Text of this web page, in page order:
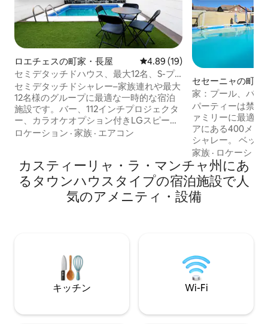
ロエチェスの町家・長屋 レビュー19件、5つ星中4.89つ
4.89 (19)
セミデタッチドハウス、最大12名、S-プ
ール、バーベキュー
セミデタッチドシャレー–家族連れや最大
12名様のグループに最適な一時的な宿泊
施設です。バー、112インチプロジェクタ
ー、カラオケオプション付きLGスピーカ
ー、プール、バーベキュー、駐車スペー
ン： パルケ・ヨーロッパ（トレホン・
デ・アルドス）から10 km レンフェ・ト
レホン・デ・アルドスから12 km アルガ
ンダ・デル・レイ地下鉄（9号線）から10
ロケーション · 家族 · エアコン
セセーニャの町家
家：プール、バ
庭
パーティーは禁止
ァミリーに最適で
アにある400メー
シャレー。 ベッ
ムにエアコン。
ド、ワーナーまた
分。 芝生サンル
ンドプール。
ュー、12 mtrsの
ンと専用ガレージ
家族 · ロケーショ
カスティーリャ・ラ・マンチャ州にあ
るタウンハウスタイプの宿泊施設で人
気のアメニティ・設備
キッチン Wi-Fi